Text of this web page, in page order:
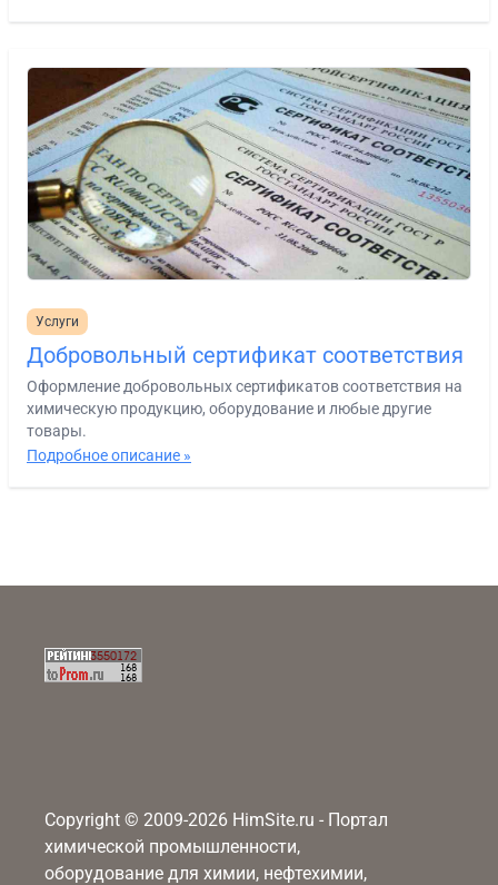
Услуги
Добровольный сертификат соответствия
Оформление добровольных сертификатов соответствия на
химическую продукцию, оборудование и любые другие
товары.
Подробное описание »
Copyright © 2009-2026 HimSite.ru - Портал
химической промышленности,
оборудование для химии, нефтехимии,